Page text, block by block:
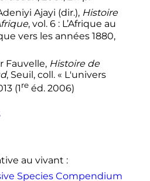
Ajayi (dir.), Histoire
, vol.6 : L’Afrique au
vers les années 1880,
Fauvelle, Histoire de
, Seuil, coll.« L'univers
(1re éd.2006)
au vivant :
Species Compendium